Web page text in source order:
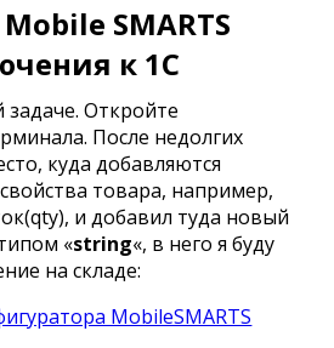
SMARTS
к 1С
Откройте
После недолгих
куда добавляются
товара, например,
и добавил туда новый
«string«, в него я буду
на складе: